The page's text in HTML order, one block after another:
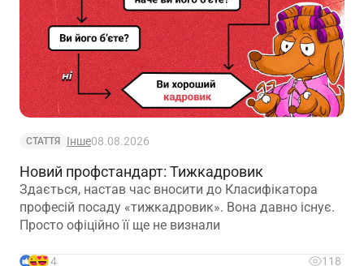
СТАТТЯ Інше08.08.2026
Новий профстандарт: Тижкадровик
Здається, настав час вносити до Класифікатора
професій посаду «тижкадровик». Вона давно існує.
Просто офіційно її ще не визнали
14
118